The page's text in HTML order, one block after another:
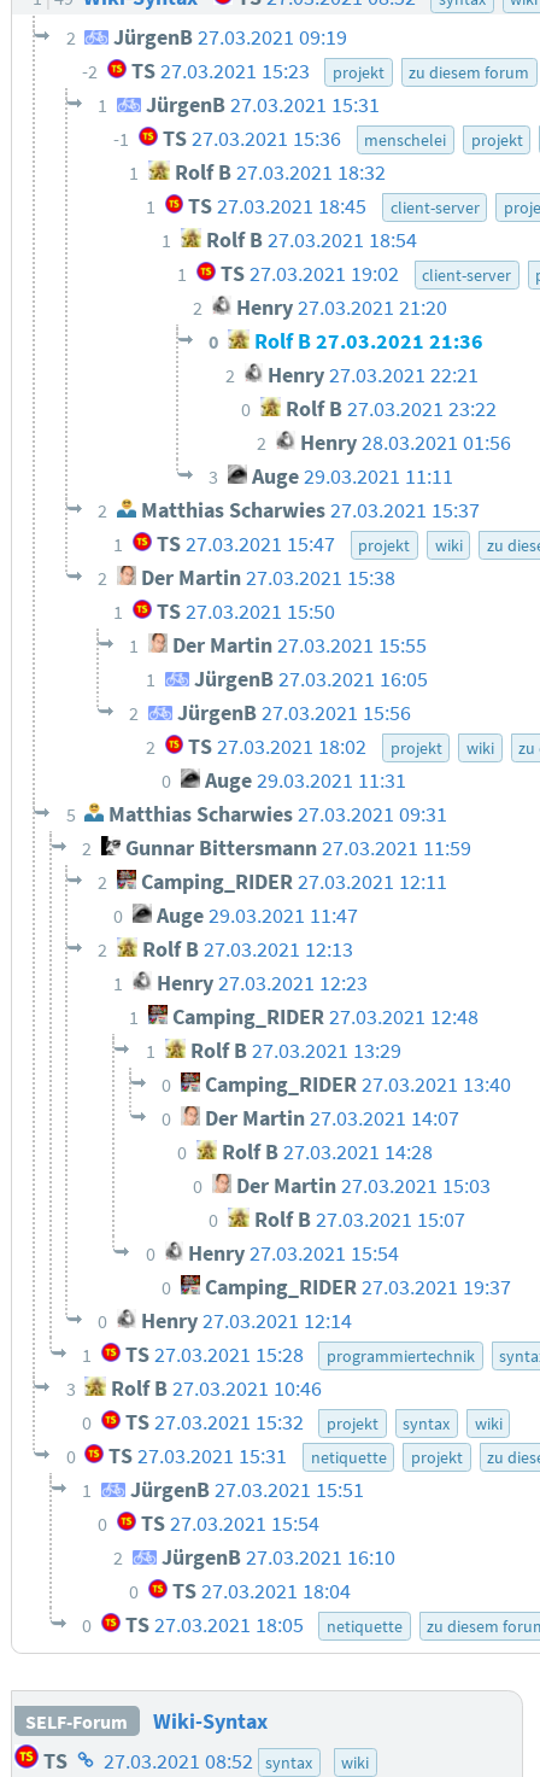
2 JürgenB 27.03.2021 09:19
-2 TS 27.03.2021 15:23 projekt zu diesem forum
1 JürgenB27.03.2021 15:31
-1 TS27.03.2021 15:36 menschelei projekt
1 Rolf B27.03.2021 18:32
1 TS27.03.2021 18:45 client-server
1 Rolf B27.03.2021 18:54
1 TS27.03.2021 19:02 client-server
2 Henry27.03.2021 21:20
0 Rolf B27.03.2021 21:36
2 Henry27.03.2021 22:21
0 Rolf B27.03.2021 23:22
2 Henry28.03.2021 01:56
3 Auge29.03.2021 11:11
2 Matthias Scharwies27.03.2021 15:37
1 TS27.03.2021 15:47 projekt wiki zu
2 Der Martin27.03.2021 15:38
1 TS27.03.2021 15:50
1 Der Martin27.03.2021 15:55
1 JürgenB 27.03.2021 16:05
2 JürgenB27.03.2021 15:56
2 TS27.03.2021 18:02 projekt wiki zu
0 Auge 29.03.2021 11:31
5 Matthias Scharwies27.03.2021 09:31
2 Gunnar Bittersmann 27.03.2021 11:59
2 Camping_RIDER27.03.2021 12:11
0 Auge29.03.2021 11:47
2 Rolf B 27.03.2021 12:13
1 Henry27.03.2021 12:23
1 Camping_RIDER27.03.2021 12:48
1 Rolf B27.03.2021 13:29
0 Camping_RIDER 27.03.2021 13:40
0 Der Martin 27.03.2021 14:07
0 Rolf B 27.03.2021 14:28
0 Der Martin27.03.2021 15:03
0 Rolf B27.03.2021 15:07
0 Henry27.03.2021 15:54
0 Camping_RIDER 27.03.2021 19:37
0 Henry27.03.2021 12:14
1 TS 27.03.2021 15:28 programmiertechnik
3 Rolf B27.03.2021 10:46
0 TS 27.03.2021 15:32 projekt syntax wiki
0 TS27.03.2021 15:31 netiquette projekt zu
1 JürgenB27.03.2021 15:51
0 TS27.03.2021 15:54
2 JürgenB27.03.2021 16:10
0 TS27.03.2021 18:04
0 TS 27.03.2021 18:05 netiquette zu diesem
SELF-Forum
Wiki-Syntax
TS Homepage
27.03.2021 08:52 syntax wiki